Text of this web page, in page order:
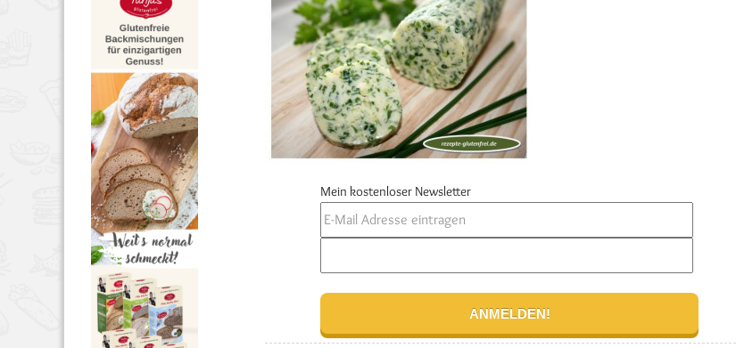
Mein kostenloser Newsletter